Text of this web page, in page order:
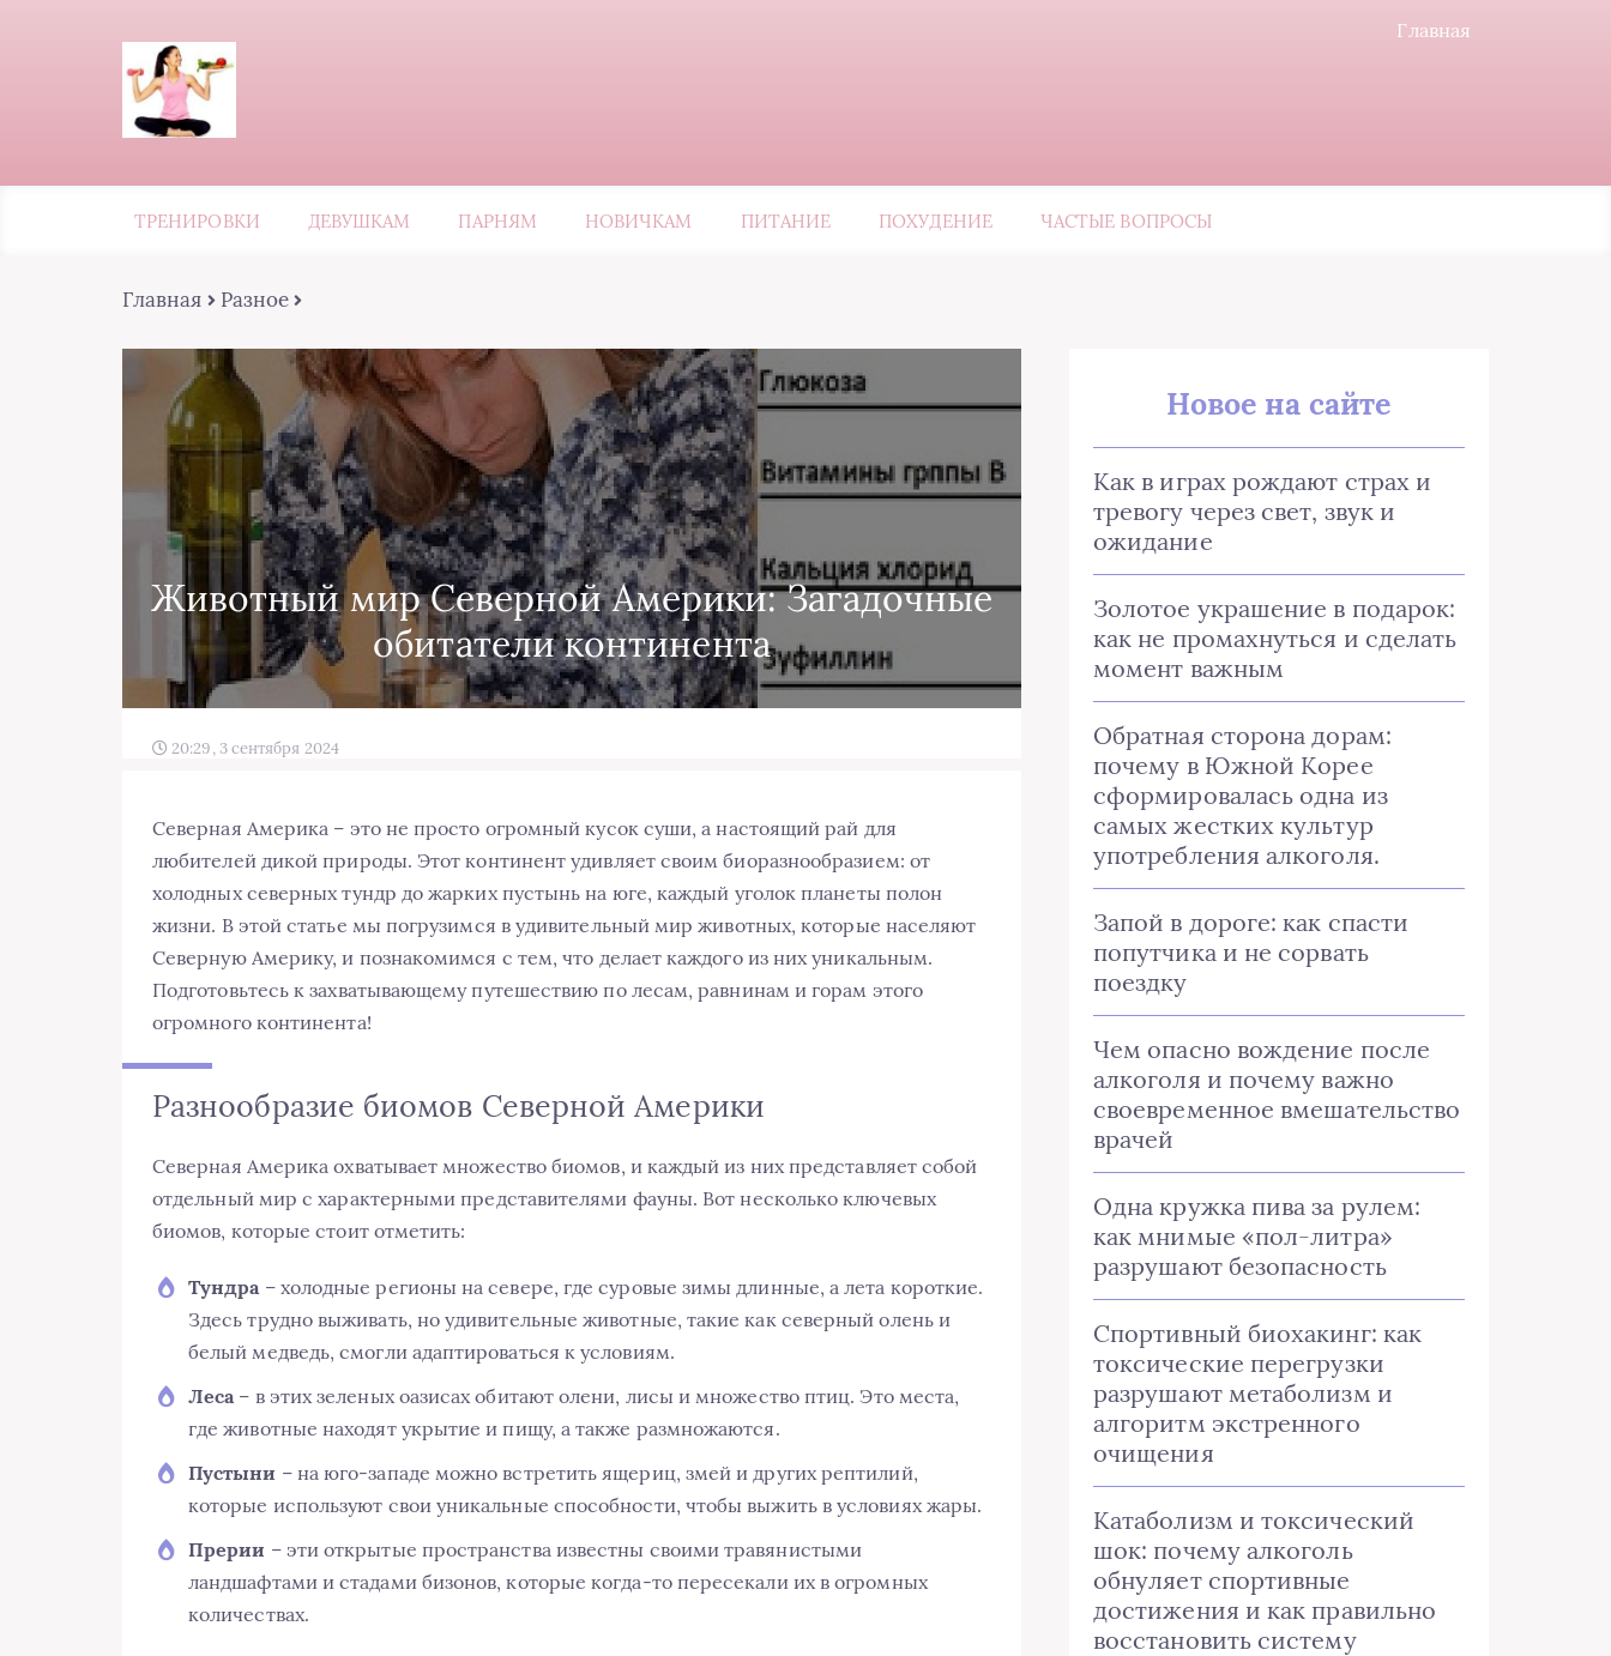
Главная
ТРЕНИРОВКИ ДЕВУШКАМ ПАРНЯМ НОВИЧКАМ ПИТАНИЕ ПОХУДЕНИЕ ЧАСТЫЕ ВОПРОСЫ
Главная Разное
Животный мир Северной Америки: Загадочные
обитатели континента
20:29, 3 сентября 2024
Северная Америка – это не просто огромный кусок суши, а настоящий рай для
любителей дикой природы. Этот континент удивляет своим биоразнообразием: от
холодных северных тундр до жарких пустынь на юге, каждый уголок планеты полон
жизни. В этой статье мы погрузимся в удивительный мир животных, которые населяют
Северную Америку, и познакомимся с тем, что делает каждого из них уникальным.
Подготовьтесь к захватывающему путешествию по лесам, равнинам и горам этого
огромного континента!
Разнообразие биомов Северной Америки
Северная Америка охватывает множество биомов, и каждый из них представляет собой
отдельный мир с характерными представителями фауны. Вот несколько ключевых
биомов, которые стоит отметить:
Тундра – холодные регионы на севере, где суровые зимы длинные, а лета короткие.
Здесь трудно выживать, но удивительные животные, такие как северный олень и
белый медведь, смогли адаптироваться к условиям.
Леса – в этих зеленых оазисах обитают олени, лисы и множество птиц. Это места,
где животные находят укрытие и пищу, а также размножаются.
Пустыни – на юго-западе можно встретить ящериц, змей и других рептилий,
которые используют свои уникальные способности, чтобы выжить в условиях жары.
Прерии – эти открытые пространства известны своими травянистыми
ландшафтами и стадами бизонов, которые когда-то пересекали их в огромных
количествах.
Новое на сайте
Как в играх рождают страх и
тревогу через свет, звук и
ожидание
Золотое украшение в подарок:
как не промахнуться и сделать
момент важным
Обратная сторона дорам:
почему в Южной Корее
сформировалась одна из
самых жестких культур
употребления алкоголя.
Запой в дороге: как спасти
попутчика и не сорвать
поездку
Чем опасно вождение после
алкоголя и почему важно
своевременное вмешательство
врачей
Одна кружка пива за рулем:
как мнимые «пол-литра»
разрушают безопасность
Спортивный биохакинг: как
токсические перегрузки
разрушают метаболизм и
алгоритм экстренного
очищения
Катаболизм и токсический
шок: почему алкоголь
обнуляет спортивные
достижения и как правильно
восстановить систему